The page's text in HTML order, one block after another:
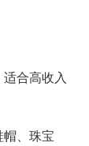
合高收入
、珠宝